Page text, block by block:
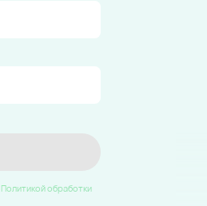
Политикой обработки